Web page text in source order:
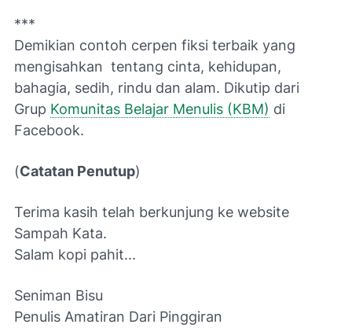
***
Demikian contoh cerpen fiksi terbaik yang
mengisahkan tentang cinta, kehidupan,
bahagia, sedih, rindu dan alam. Dikutip dari
Grup Komunitas Belajar Menulis (KBM) di
Facebook.
(Catatan Penutup)
Terima kasih telah berkunjung ke website
Sampah Kata.
Salam kopi pahit...
Seniman Bisu
Penulis Amatiran Dari Pinggiran